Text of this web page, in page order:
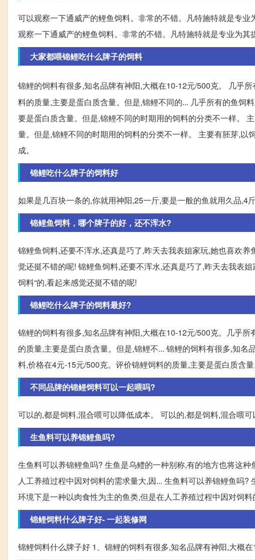
可以观察一下通威产的鲤鱼饲料。非常的不错。凡特施特就是专
观察一下通威产的鲤鱼饲料。非常的不错。凡特施特就是专业为其
大家都喂锦鲤吃什么牌子的饲料
锦鲤的饲料有很多,知名品牌有神阳,大概在10-12元/500克。 几乎
料的质量,主要是蛋白质含量。但是,锦鲤不同的... 几乎所有的鱼饲
要是蛋白质含量。但是,锦鲤不同的时期用的饲料的分类不一样。
量。但是,锦鲤不同的时期用的饲料的分类不一样。 主要有胚芽,
成。
锦鲤吃什么牌子的饲料好
如果是几百块一条的,你就用神阳,25一斤,要是一般的鱼就用久品,4斤
锦鲤鱼饲料，哪个牌子的好，还不浑水?
锦鲤鱼饲料,还要不浑水,还真是巧了,昨天去我表姐家玩,她也喜欢
觉还挺不错的呢! 锦鲤鱼饲料,还要不浑水,还真是巧了,昨天去我表
饲料“的,看起来感觉还挺不错的呢!
锦鲤吃什么牌子的饲料最好?
锦鲤的饲料有很多,知名品牌有神阳,大概在10-12元/500克。几乎
的质量,主要是蛋白质含量。但是,锦鲤不... 锦鲤的饲料有很多,知
料,价格在4元-15元/500克。评价锦鲤饲料的质量,主要是蛋白质含量
不同品牌的锦鲤饲料可以一起喂吗?
可以的,都是饲料,混合喂可以降低成本。 可以的,都是饲料,混合喂可
生鱼料可以养锦鲤鱼吗?
生鱼料可以养锦鲤鱼吗? 生鱼是乌鳢的一种别称,有的地方也将这
人工养殖过程中因对饲料的需求量大,因... 生鱼料可以养锦鲤鱼吗
环境下是一种以肉食性为主的鱼类,但是在人工养殖过程中因对饲料
锦鲤饲料什么牌子好- 一起装修网
锦鲤饲料什么牌子好 1、锦鲤的饲料有很多,知名品牌有神阳,大概